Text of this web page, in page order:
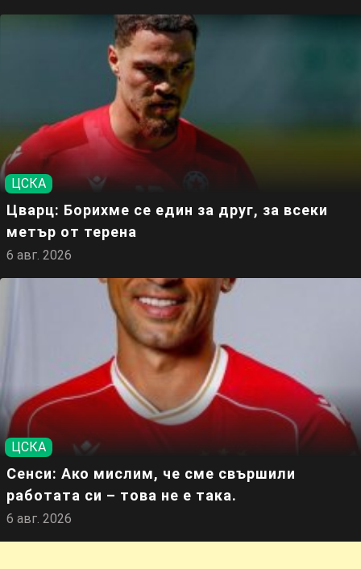
ЦСКА
Цварц: Борихме се един за друг, за всеки
метър от терена
6 авг. 2026
ЦСКА
Сенси: Ако мислим, че сме свършили
работата си – това не е така.
6 авг. 2026